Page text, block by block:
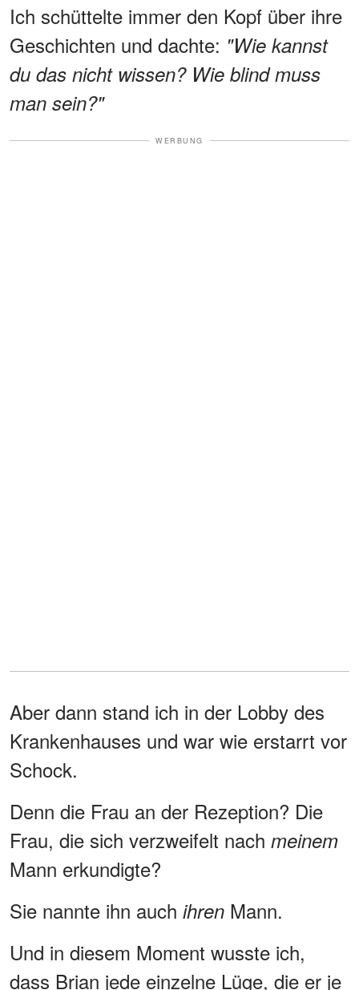
Ich schüttelte immer den Kopf über ihre
Geschichten und dachte: "Wie kannst
du das nicht wissen? Wie blind muss
man sein?"
WERBUNG
Aber dann stand ich in der Lobby des
Krankenhauses und war wie erstarrt vor
Schock.
Denn die Frau an der Rezeption? Die
Frau, die sich verzweifelt nach meinem
Mann erkundigte?
Sie nannte ihn auch ihren Mann.
Und in diesem Moment wusste ich,
dass Brian jede einzelne Lüge, die er je